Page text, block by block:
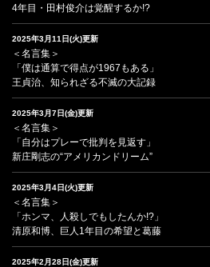
4年目・田村俊介は覚醒するか!?
2025年3月11日(火)更新
＜名言集＞
「僕は通算で得点が1967もある」
王貞治、知られざる不滅の大記録
2025年3月7日(金)更新
＜名言集＞
「自分はプレーで批判を見返す」
新庄剛志の“アメリカンドリーム”
2025年3月4日(火)更新
＜名言集＞
「ホンマ、人殺しでもしたんか!?」
清原和博、巨人1年目の希望と葛藤
2025年2月28日(金)更新